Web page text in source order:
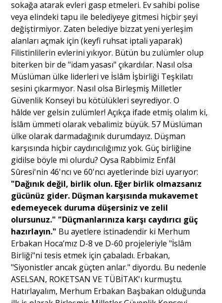
sokağa atarak evleri gasp etmeleri. Ev sahibi polise
veya elindeki tapu ile belediyeye gitmesi hiçbir şeyi
değiştirmiyor. Zaten belediye bizzat yeni yerleşim
alanları açmak için (keyfi ruhsat iptali yaparak)
Filistinlilerin evlerini yıkıyor. Bütün bu zulümler olup
biterken bir de "idam yasası" çıkardılar. Nasıl olsa
Müslüman ülke liderleri ve İslâm İşbirliği Teşkilatı
sesini çıkarmıyor. Nasıl olsa Birleşmiş Milletler
Güvenlik Konseyi bu kötülükleri seyrediyor. O
hâlde ver gelsin zulümler! Açıkça ifade etmiş olalım ki,
İslâm ümmeti olarak vebalimiz büyük. 57 Müslüman
ülke olarak darmadağınık durumdayız. Düşman
karşısında hiçbir caydırıcılığımız yok. Güç birliğine
gidilse böyle mi olurdu? Oysa Rabbimiz Enfâl
Sûresi'nin 46'ncı ve 60'ncı ayetlerinde bizi uyarıyor:
"Dağınık değil, birlik olun. Eğer birlik olmazsanız
gücünüz gider. Düşman karşısında mukavemet
edemeyecek duruma düşersiniz ve zelil
olursunuz." "Düçmanlarınıza karşı caydırıcı güç
hazırlayın." Bu ayetlere istinadendir ki Merhum
Erbakan Hoca’mız D-8 ve D-60 projeleriyle "İslâm
Birliği"ni tesis etmek için çabaladı. Erbakan,
"Siyonistler ancak güçten anlar." diyordu. Bu nedenle
ASELSAN, ROKETSAN VE TÜBİTAK'ı kurmuştu.
Hatırlayalım, Merhum Erbakan Başbakan olduğunda